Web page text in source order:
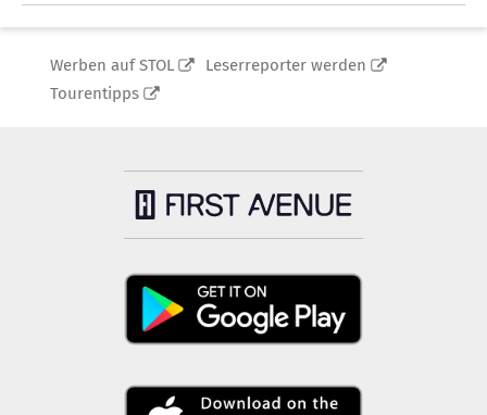
Werben auf STOL
Leserreporter werden
Tourentipps